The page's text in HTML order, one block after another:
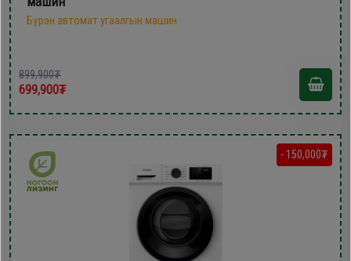
Бүрэн автомат угаалгын машин
899,900₮
699,900₮
- 150,000₮